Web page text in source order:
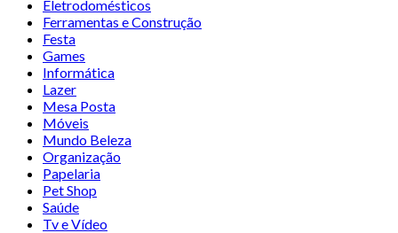
Eletrodomésticos
Ferramentas e Construção
Festa
Games
Informática
Lazer
Mesa Posta
Móveis
Mundo Beleza
Organização
Papelaria
Pet Shop
Saúde
Tv e Vídeo